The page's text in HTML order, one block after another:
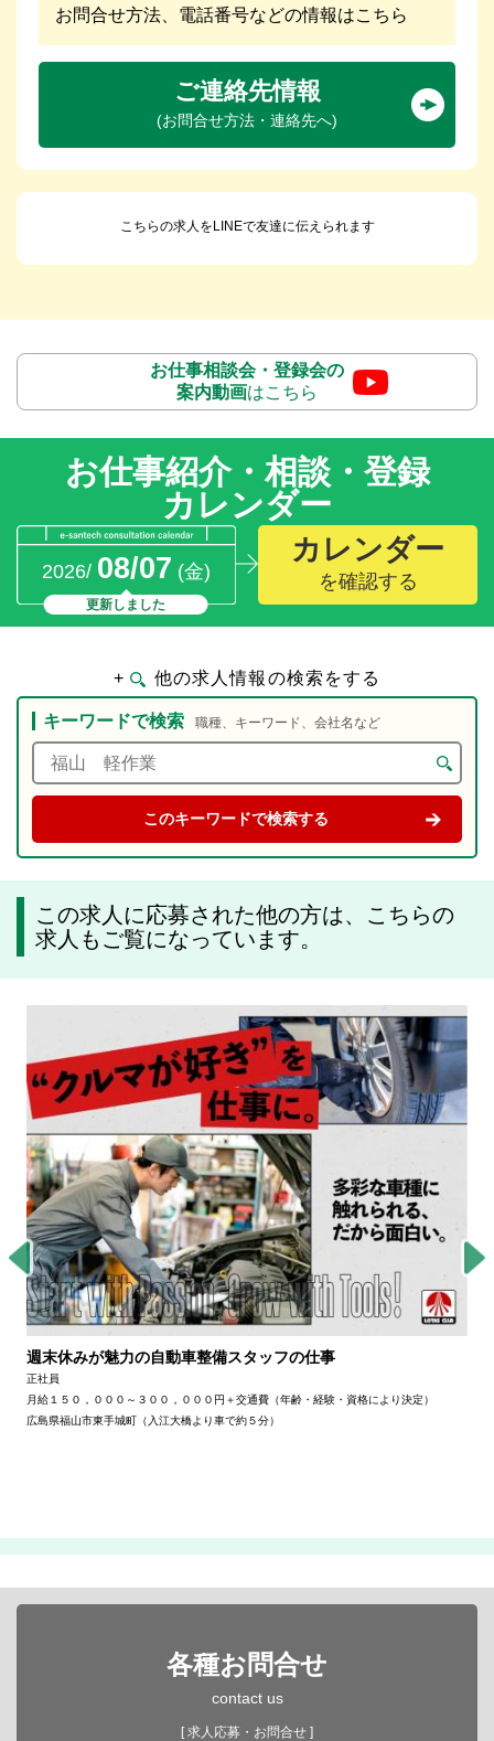
お問合せ方法、電話番号などの情報はこちら
ご連絡先情報
(お問合せ方法・連絡先へ)
こちらの求人をLINEで友達に伝えられます
お仕事相談会・登録会の
案内動画はこちら
お仕事紹介・相談・登録
カレンダー
2026/ 08/07 (金)
更新しました
カレンダー
を確認する
+ 他の求人情報の検索をする
キーワードで検索 職種、キーワード、会社名など
この求人に応募された他の方は、こちらの
求人もご覧になっています。
週末休みが魅力の自動車整備スタッフの仕事
正社員
月給１５０，０００～３００，０００円＋交通費（年齢・経験・資格により決定）
広島県福山市東手城町（入江大橋より車で約５分）
各種お問合せ
contact us
[ 求人応募・お問合せ ]